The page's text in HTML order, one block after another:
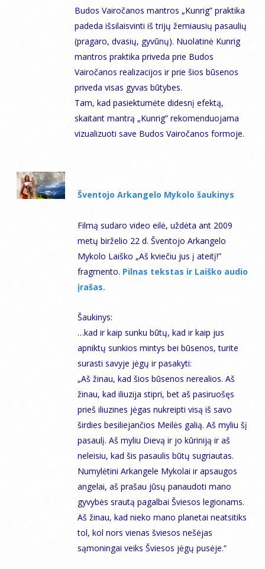
Budos Vairočanos mantros „Kunrig” praktika
padeda išsilaisvinti iš trijų žemiausių pasaulių
(pragaro, dvasių, gyvūnų). Nuolatinė Kunrig
mantros praktika priveda prie Budos
Vairočanos realizacijos ir prie šios būsenos
priveda visas gyvas būtybes.
Tam, kad pasiektumėte didesnį efektą,
skaitant mantrą „Kunrig” rekomenduojama
vizualizuoti save Budos Vairočanos formoje.
Šventojo Arkangelo Mykolo šaukinys
Filmą sudaro video eilė, uždėta ant 2009
metų birželio 22 d. Šventojo Arkangelo
Mykolo Laiško „Aš kviečiu jus į ateitį!”
fragmento. Pilnas tekstas ir Laiško audio
įrašas.
Šaukinys:
…kad ir kaip sunku būtų, kad ir kaip jus
apniktų sunkios mintys bei būsenos, turite
surasti savyje jėgų ir pasakyti:
„Aš žinau, kad šios būsenos nerealios. Aš
žinau, kad iliuzija stipri, bet aš pasiruošęs
prieš iliuzines jėgas nukreipti visą iš savo
širdies besiliejančios Meilės galią. Aš myliu šį
pasaulį. Aš myliu Dievą ir jo kūriniją ir aš
neleisiu, kad šis pasaulis būtų sugriautas.
Numylėtini Arkangele Mykolai ir apsaugos
angelai, aš prašau jūsų panaudoti mano
gyvybės srautą pagalbai Šviesos legionams.
Aš žinau, kad nieko mano planetai neatsitiks
tol, kol nors vienas šviesos nešėjas
sąmoningai veiks Šviesos jėgų pusėje.“